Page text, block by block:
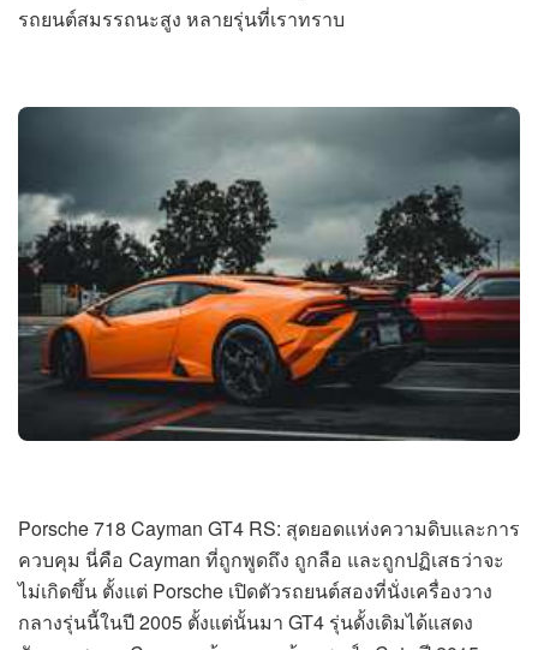
รถยนต์สมรรถนะสูง หลายรุ่นที่เราทราบ
Porsche 718 Cayman GT4 RS: สุดยอดแห่งความดิบและการ
ควบคุม นี่คือ Cayman ที่ถูกพูดถึง ถูกลือ และถูกปฏิเสธว่าจะ
ไม่เกิดขึ้น ตั้งแต่ Porsche เปิดตัวรถยนต์สองที่นั่งเครื่องวาง
กลางรุ่นนี้ในปี 2005 ตั้งแต่นั้นมา GT4 รุ่นดั้งเดิมได้แสดง